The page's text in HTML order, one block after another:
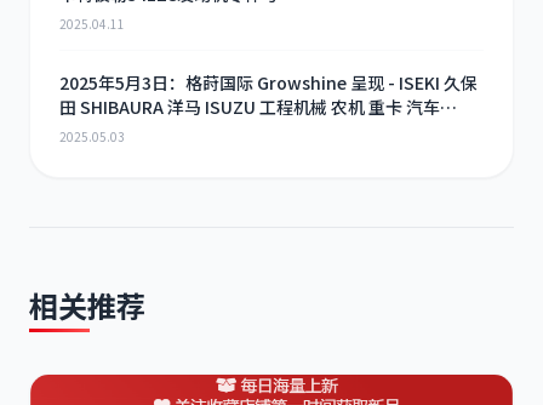
2025.04.11
2025年5月3日：格莳国际 Growshine 呈现 - ISEKI 久保
田 SHIBAURA 洋马 ISUZU 工程机械 农机 重卡 汽车
RHF3 涡轮增压器及配件 海量现货供应
2025.05.03
相关推荐